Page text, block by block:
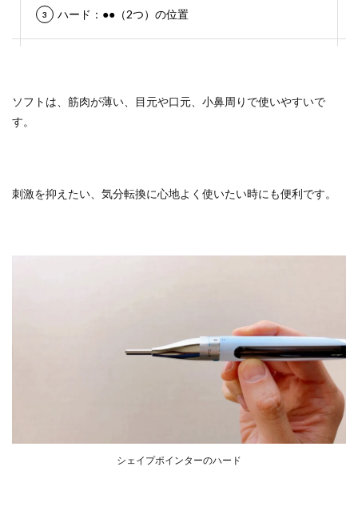
ハード：●●（2つ）の位置
ソフトは、筋肉が薄い、目元や口元、小鼻周りで使いやすいで
す。
刺激を抑えたい、気分転換に心地よく使いたい時にも便利です。
シェイプポインターのハード